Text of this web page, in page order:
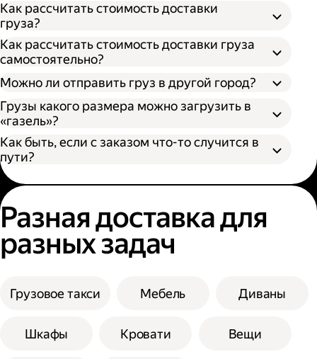
Как рассчитать стоимость доставки
груза?
Как рассчитать стоимость доставки груза
самостоятельно?
Можно ли отправить груз в другой город?
Грузы какого размера можно загрузить в
«газель»?
Как быть, если с заказом что-то случится в
пути?
Разная доставка для
разных задач
Грузовое такси Мебель Диваны
Шкафы Кровати Вещи